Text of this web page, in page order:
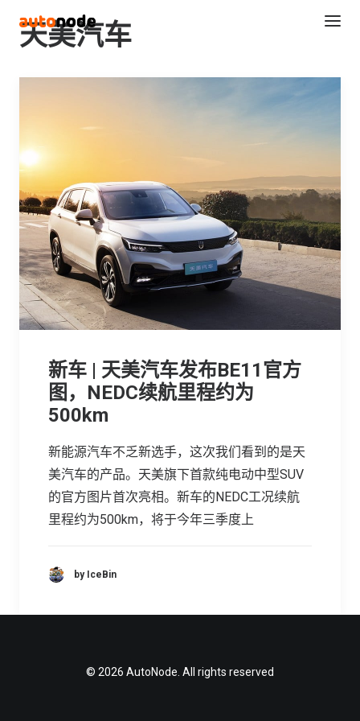
Search
天美汽车
新车 | 天美汽车发布BE11官方
图，NEDC续航里程约为
500km
新能源汽车不乏新选手，这次我们看到的是天
美汽车的产品。天美旗下首款纯电动中型SUV
的官方图片首次亮相。新车的NEDC工况续航
里程约为500km，将于今年三季度上
by IceBin
© 2026 AutoNode. All rights reserved